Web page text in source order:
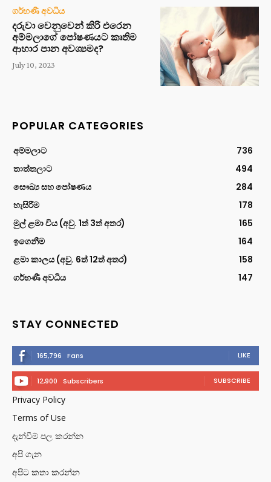
ගර්භණී අවධිය
දරුවා වෙනුවෙන් කිරි එරෙන
අම්මලාගේ පෝෂණයට කෘතිම
ආහාර පාන අවශ්‍යමද?
July 10, 2023
POPULAR CATEGORIES
අම්මලාට
736
තාත්තලාට
494
සෞඛ්‍ය සහ පෝෂණය
284
හැසිරීම
178
මුල් ළමා විය (අවු. 1ත් 3ත් අතර)
165
ඉගෙනීම
164
ළමා කාලය (අවු. 6ත් 12ත් අතර)
158
ගර්භණී අවධිය
147
STAY CONNECTED
165,796 Fans LIKE
12,900 Subscribers SUBSCRIBE
Privacy Policy
Terms of Use
දැන්වීම් පල කරන්න
අපි ගැන
අපිට කතා කරන්න